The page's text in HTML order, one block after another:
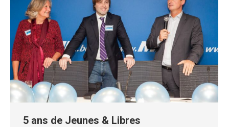
5 ans de Jeunes & Libres